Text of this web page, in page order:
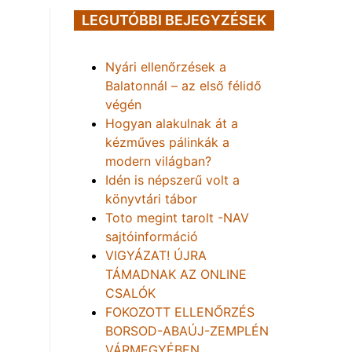
LEGUTÓBBI BEJEGYZÉSEK
Nyári ellenőrzések a
Balatonnál – az első félidő
végén
Hogyan alakulnak át a
kézműves pálinkák a
modern világban?
Idén is népszerű volt a
könyvtári tábor
Toto megint tarolt -NAV
sajtóinformáció
VIGYÁZAT! ÚJRA
TÁMADNAK AZ ONLINE
CSALÓK
FOKOZOTT ELLENŐRZÉS
BORSOD-ABAÚJ-ZEMPLÉN